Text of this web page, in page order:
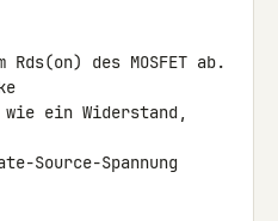
Rds(on) des MOSFET ab.
ein Widerstand,
Source-Spannung